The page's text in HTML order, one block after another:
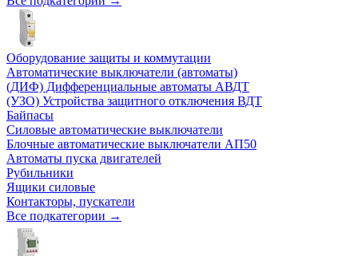
Оборудование защиты и коммутации
Автоматические выключатели (автоматы)
(ДИФ) Дифференциальные автоматы АВДТ
(УЗО) Устройства защитного отключения ВДТ
Байпасы
Силовые автоматические выключатели
Блочные автоматические выключатели АП50
Автоматы пуска двигателей
Рубильники
Ящики силовые
Контакторы, пускатели
Все подкатегории →